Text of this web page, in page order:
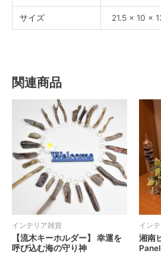
サイズ 21.5 × 10 ×
関連商品
インテリア雑貨
【流木キーホルダー】 幸運を
呼び込む海の守り神
イン
湘南